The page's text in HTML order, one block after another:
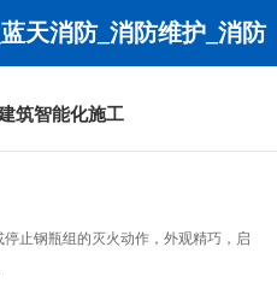
天消防_消防维护_消防
安全技术有限公司
筑智能化施工
止钢瓶组的灭火动作，外观精巧，启